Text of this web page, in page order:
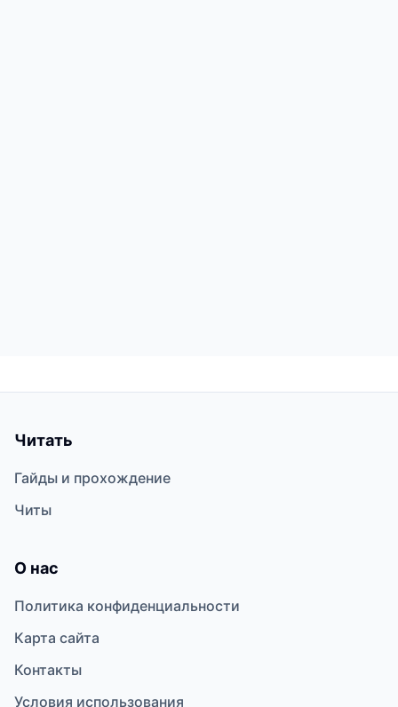
Читать
Гайды и прохождение
Читы
О нас
Политика конфиденциальности
Карта сайта
Контакты
Условия использования